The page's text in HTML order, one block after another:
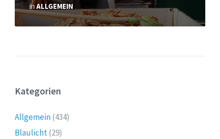
inALLGEMEIN
Kategorien
Allgemein(434)
Blaulicht(29)